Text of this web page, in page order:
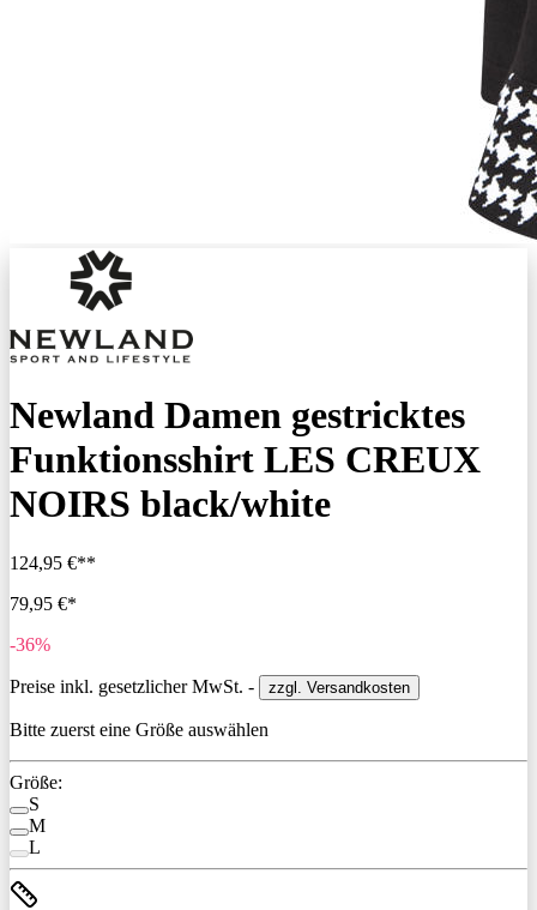
Newland Damen gestricktes
Funktionsshirt LES CREUX
NOIRS black/white
124,95 €**
79,95 €*
-36%
Preise inkl. gesetzlicher MwSt. - zzgl. Versandkosten
Bitte zuerst eine Größe auswählen
Größe:
S
M
L